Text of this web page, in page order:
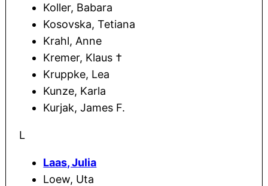
Koller, Babara
Kosovska, Tetiana
Krahl, Anne
Kremer, Klaus †
Kruppke, Lea
Kunze, Karla
Kurjak, James F.
L
Laas, Julia
Loew, Uta